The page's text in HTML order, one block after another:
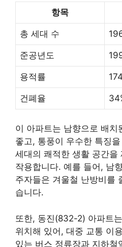
항목
총 세대 수
준공년도
용적률
건폐율
이 아파트는 남향으로 배치
좋고, 통풍이 우수한 특징
세대의 쾌적한 생활 공간을
작용합니다. 예를 들어, 남
주자들은 겨울철 난방비를
습니다.
또한, 동진(832-2) 아파트
위치해 있어, 대중 교통 이
있는 버스 정류장과 지하철